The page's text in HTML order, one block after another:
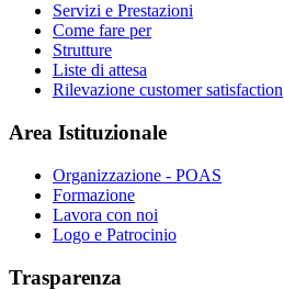
Servizi e Prestazioni
Come fare per
Strutture
Liste di attesa
Rilevazione customer satisfaction
Area Istituzionale
Organizzazione - POAS
Formazione
Lavora con noi
Logo e Patrocinio
Trasparenza